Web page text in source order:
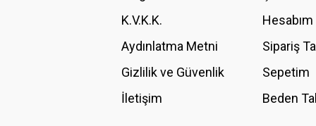
Bu ürüne benzer farklı alternatifler olmalı.
K.V.K.K.
Aydınlatma Metni
Gizlilik ve Güvenlik
İletişim
Hesabım
Sipariş
Sepetim
Beden